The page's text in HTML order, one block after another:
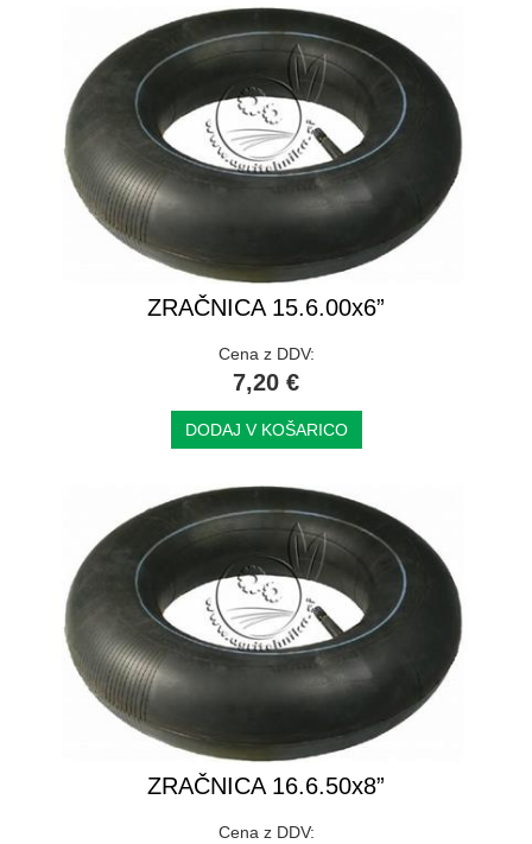
ZRAČNICA 15.6.00x6”
Cena z DDV:
7,20 €
DODAJ V KOŠARICO
ZRAČNICA 16.6.50x8”
Cena z DDV: